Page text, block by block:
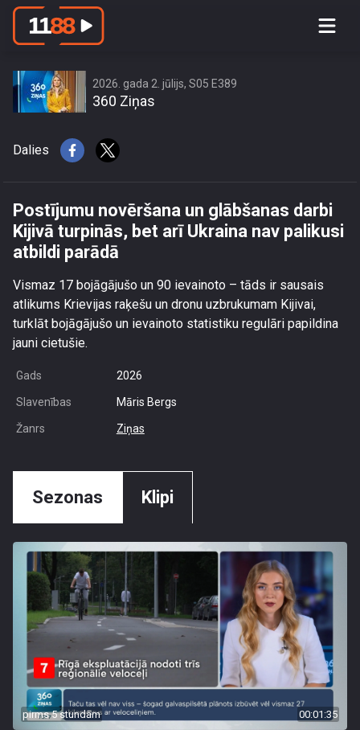
Postījumu novēršana un glābšanas
2026. gada 2. jūlijs, S05 E389
360 Ziņas
Dalies
Postījumu novēršana un glābšanas darbi
Kijivā turpinās, bet arī Ukraina nav palikusi
atbildi parādā
Vismaz 17 bojāgājušo un 90 ievainoto – tāds ir sausais
atlikums Krievijas raķešu un dronu uzbrukumam Kijivai,
turklāt bojāgājušo un ievainoto statistiku regulāri papildina
jauni cietušie.
Gads 2026
Slavenības Māris Bergs
Žanrs Ziņas
Sezonas Klipi
pirms 5 stundām 00:01:35